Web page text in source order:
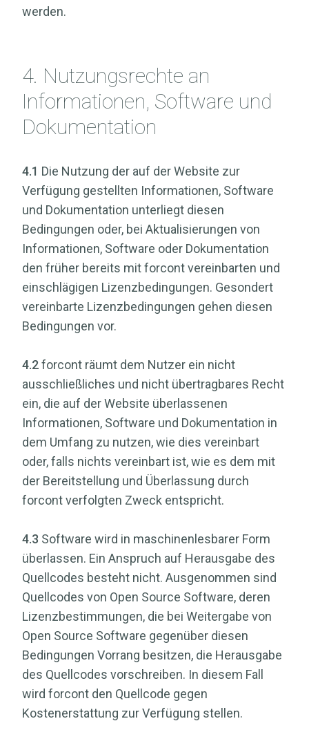
werden.
4. Nutzungsrechte an
Informationen, Software und
Dokumentation
4.1 Die Nutzung der auf der Website zur
Verfügung gestellten Informationen, Software
und Dokumentation unterliegt diesen
Bedingungen oder, bei Aktualisierungen von
Informationen, Software oder Dokumentation
den früher bereits mit forcont vereinbarten und
einschlägigen Lizenzbedingungen. Gesondert
vereinbarte Lizenzbedingungen gehen diesen
Bedingungen vor.
4.2forcont räumt dem Nutzer ein nicht
ausschließliches und nicht übertragbares Recht
ein, die auf der Website überlassenen
Informationen, Software und Dokumentation in
dem Umfang zu nutzen, wie dies vereinbart
oder, falls nichts vereinbart ist, wie es dem mit
der Bereitstellung und Überlassung durch
forcont verfolgten Zweck entspricht.
4.3 Software wird in maschinenlesbarer Form
überlassen. Ein Anspruch auf Herausgabe des
Quellcodes besteht nicht. Ausgenommen sind
Quellcodes von Open Source Software, deren
Lizenzbestimmungen, die bei Weitergabe von
Open Source Software gegenüber diesen
Bedingungen Vorrang besitzen, die Herausgabe
des Quellcodes vorschreiben. In diesem Fall
wird forcont den Quellcode gegen
Kostenerstattung zur Verfügung stellen.